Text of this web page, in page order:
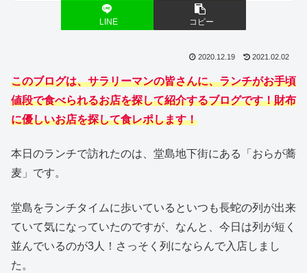
LINE コピー
2020.12.19 2021.02.02
このブログは、サラリーマンの皆さんに、ランチがお手頃
値段で食べられるお店を探して紹介するブログです！財布
に優しいお店を探して食レポします！
本日のランチで訪れたのは、堂島地下街にある「おらが蕎
麦」です。
堂島をランチタイムに歩いているといつも長蛇の列が出来
ていて気になっていたのですが、なんと、今日は列が短く
並んでいるのが3人！さっそく列にならんで入店しまし
た。